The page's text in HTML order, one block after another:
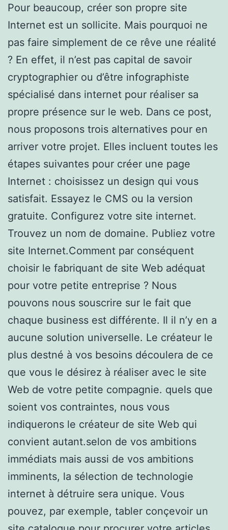
Pour beaucoup, créer son propre site
Internet est un sollicite. Mais pourquoi ne
pas faire simplement de ce rêve une réalité
? En effet, il n’est pas capital de savoir
cryptographier ou d’être infographiste
spécialisé dans internet pour réaliser sa
propre présence sur le web. Dans ce post,
nous proposons trois alternatives pour en
arriver votre projet. Elles incluent toutes les
étapes suivantes pour créer une page
Internet : choisissez un design qui vous
satisfait. Essayez le CMS ou la version
gratuite. Configurez votre site internet.
Trouvez un nom de domaine. Publiez votre
site Internet.Comment par conséquent
choisir le fabriquant de site Web adéquat
pour votre petite entreprise ? Nous
pouvons nous souscrire sur le fait que
chaque business est différente. Il il n’y en a
aucune solution universelle. Le créateur le
plus destné à vos besoins découlera de ce
que vous le désirez à réaliser avec le site
Web de votre petite compagnie. quels que
soient vos contraintes, nous vous
indiquerons le créateur de site Web qui
convient autant.selon de vos ambitions
immédiats mais aussi de vos ambitions
imminents, la sélection de technologie
internet à détruire sera unique. Vous
pouvez, par exemple, tabler conçevoir un